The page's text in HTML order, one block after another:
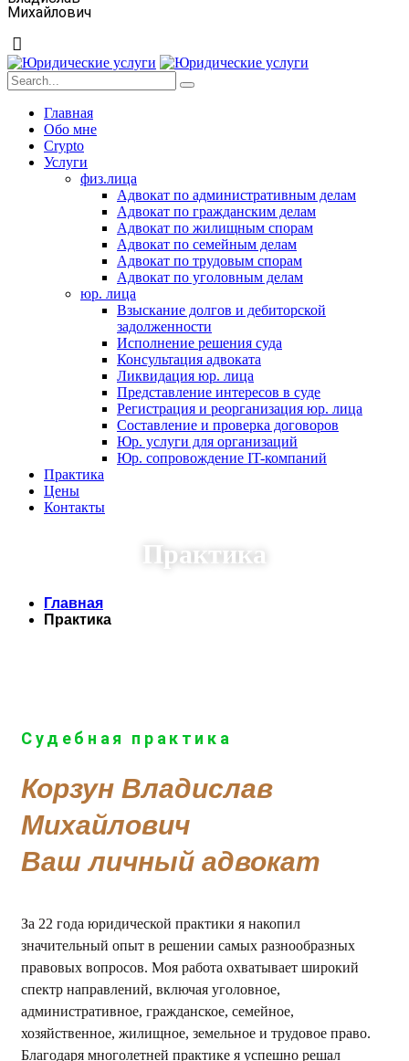
Михайлович
Главная
Обо мне
Crypto
Услуги
физ.лица
Адвокат по административным делам
Адвокат по гражданским делам
Адвокат по жилищным спорам
Адвокат по семейным делам
Адвокат по трудовым спорам
Адвокат по уголовным делам
юр. лица
Взыскание долгов и дебиторской
задолженности
Исполнение решения суда
Консультация адвоката
Ликвидация юр. лица
Представление интересов в суде
Регистрация и реорганизация юр. лица
Составление и проверка договоров
Юр. услуги для организаций
Юр. сопровождение IT-компаний
Практика
Цены
Контакты
Практика
Главная
Практика
Судебная практика
Корзун Владислав
Михайлович
Ваш личный адвокат
За 22 года юридической практики я накопил
значительный опыт в решении самых разнообразных
правовых вопросов. Моя работа охватывает широкий
спектр направлений, включая уголовное,
административное, гражданское, семейное,
хозяйственное, жилищное, земельное и трудовое право.
Благодаря многолетней практике я успешно решал